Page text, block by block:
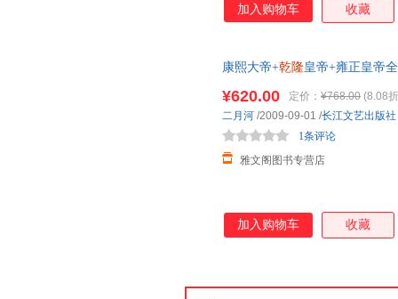
加入购物车 收藏
康熙大帝+乾隆皇帝+雍正皇帝
¥620.00 定价： ¥768.00 (8.08
雅文阁图书专营店
1条评论
二月河 /2009-09-01 /长江文艺出版社
加入购物车 收藏